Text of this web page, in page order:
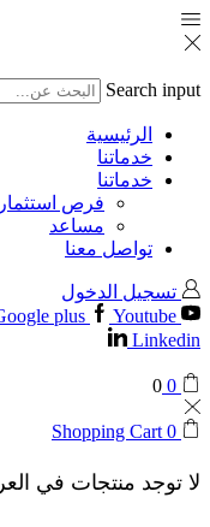
Search input
الرئيسية
خدماتنا
خدماتنا
فرص
مساعد
تواصل معنا
تسجيل الدخول
plus
Youtube
Linkedin
0
0
0
Shopping Cart
لا توجد منتجات في